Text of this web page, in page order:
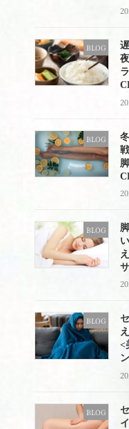
BLOG
BLOG
BLOG
BLOG
<
BLOG